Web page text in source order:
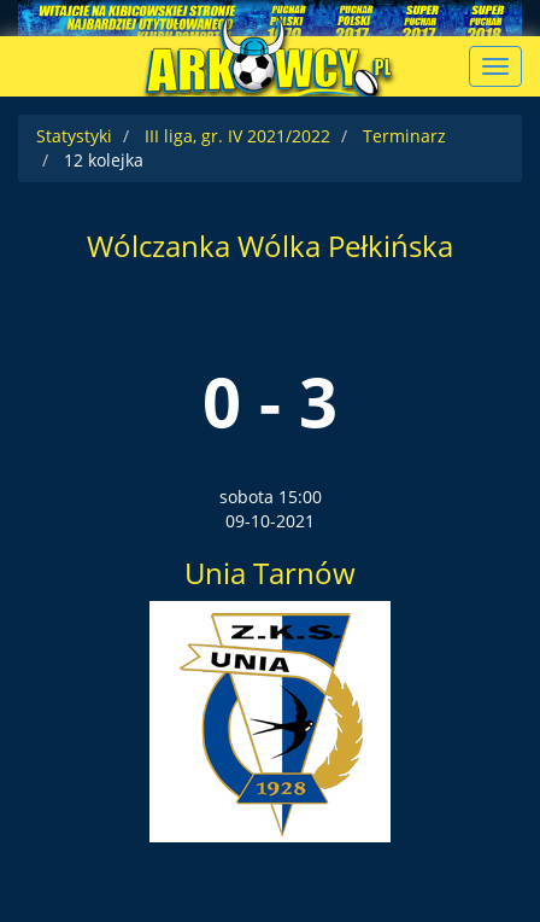
Statystyki
III liga, gr. IV 2021/2022
Terminarz
12 kolejka
Wólczanka Wólka Pełkińska
0 - 3
sobota 15:00
09-10-2021
Unia Tarnów